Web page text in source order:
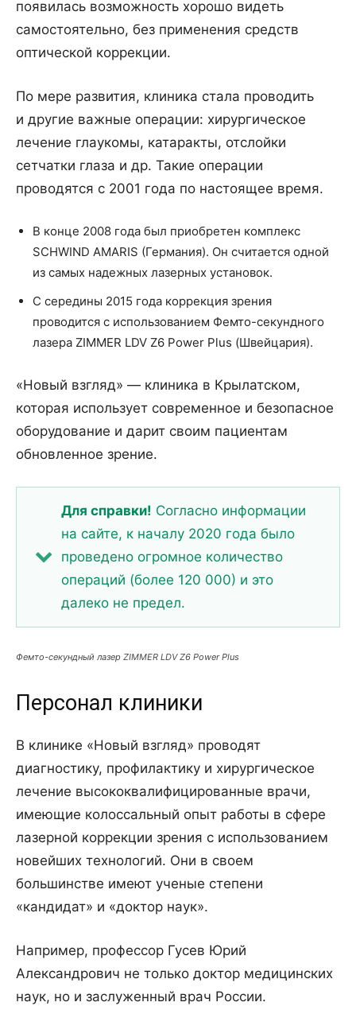
появилась возможность хорошо видеть
самостоятельно, без применения средств
оптической коррекции.
По мере развития, клиника стала проводить
и другие важные операции: хирургическое
лечение глаукомы, катаракты, отслойки
сетчатки глаза и др. Такие операции
проводятся с 2001 года по настоящее время.
В конце 2008 года был приобретен комплекс
SCHWIND AMARIS (Германия). Он считается одной
из самых надежных лазерных установок.
С середины 2015 года коррекция зрения
проводится с использованием Фемто-секундного
лазера ZIMMER LDV Z6 Power Plus (Швейцария).
«Новый взгляд» — клиника в Крылатском,
которая использует современное и безопасное
оборудование и дарит своим пациентам
обновленное зрение.
Для справки! Согласно информации
на сайте, к началу 2020 года было
проведено огромное количество
операций (более 120 000) и это
далеко не предел.
Фемто-секундный лазер ZIMMER LDV Z6 Power Plus
Персонал клиники
В клинике «Новый взгляд» проводят
диагностику, профилактику и хирургическое
лечение высококвалифицированные врачи,
имеющие колоссальный опыт работы в сфере
лазерной коррекции зрения с использованием
новейших технологий. Они в своем
большинстве имеют ученые степени
«кандидат» и «доктор наук».
Например, профессор Гусев Юрий
Александрович не только доктор медицинских
наук, но и заслуженный врач России.